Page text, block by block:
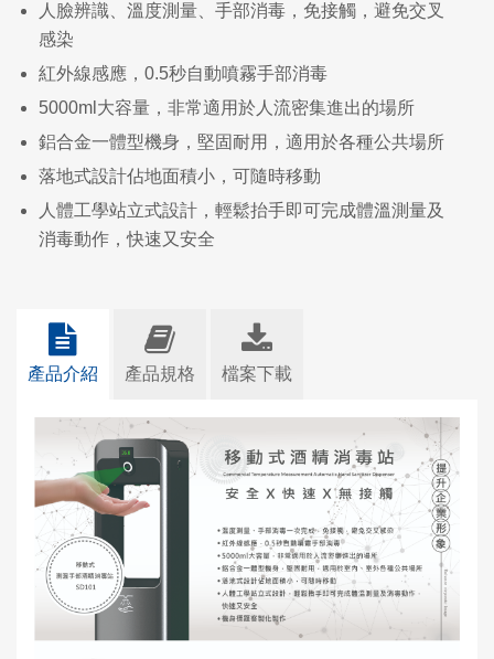
人臉辨識、溫度測量、手部消毒，免接觸，避免交叉
感染
紅外線感應，0.5秒自動噴霧手部消毒
5000ml大容量，非常適用於人流密集進出的場所
鋁合金一體型機身，堅固耐用，適用於各種公共場所
落地式設計佔地面積小，可隨時移動
人體工學站立式設計，輕鬆抬手即可完成體溫測量及
消毒動作，快速又安全
產品介紹 產品規格 檔案下載